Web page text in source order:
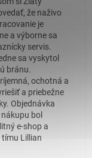
že naživo
je
a výborne sa
servis.
sa vyskytol
bránu.
ochotná a
a priebežne
Objednávka
bol
e-shop a
Lillian